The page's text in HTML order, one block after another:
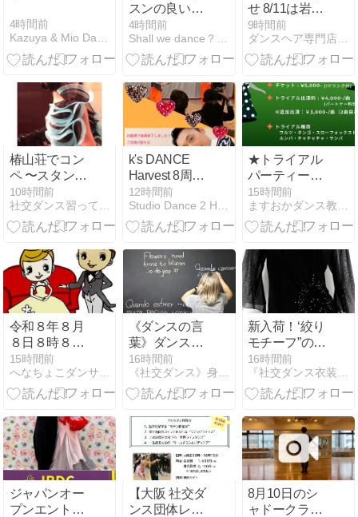
4時間前
Kazuya & Mio Dance Channel
スンの良いと
ころ
4時間前
Shall we dance？社交ダンスよもやま話
せ 8/11は岩倉
ダンススクー
ル様15周年記
念舞踏晩餐会
9時間前
ダンスヘア専門店【多美咲】
椿山荘でコン
ペ 〜スタン担
任〜
10時間前
社交ダンス習ってます
k's DANCE
Harvest 8周年
記念パーティ
ー
12時間前
Studio Dance 2 Heart
★トライアル
パーティー開
催のお知らせ
★
15時間前
ますおかダンス教室ブログ~ますろぐ~
令和８年８月
８日８時８分
８秒
15時間前
へなちょこダンサー アッチ向いてホイッ！
《ダンスの言
葉》ダンスを
言語化する難
しさ 【レッス
ンをする 受け
いのは言語化
するときのズ
レかもしれな
い】
16時間前
《社交ダンス》身長差に負けない！凸凹カップルの奮闘記
新入荷！‘絞り
モチーフ”のト
ップス3
16時間前
『社交ダンス衣装 アルル』ブログ
ジャパンオー
プンエントリ
【大阪 社交ダ
ンス団体レッ
8月10日のシ
ャドークラス